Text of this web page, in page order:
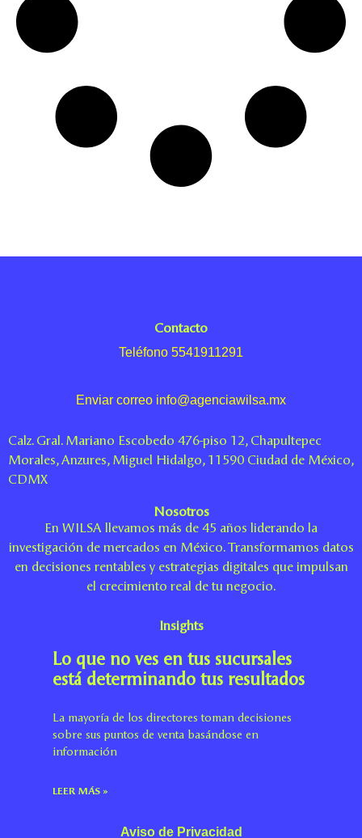
Contacto
Teléfono 5541911291
Enviar correo info@agenciawilsa.mx
Calz. Gral. Mariano Escobedo 476-piso 12, Chapultepec
Morales, Anzures, Miguel Hidalgo, 11590 Ciudad de México,
CDMX
Nosotros
En WILSA llevamos más de 45 años liderando la
investigación de mercados en México. Transformamos datos
en decisiones rentables y estrategias digitales que impulsan
el crecimiento real de tu negocio.
Insights
Lo que no ves en tus sucursales
está determinando tus resultados
La mayoría de los directores toman decisiones
sobre sus puntos de venta basándose en
información
LEER MÁS »
Aviso de Privacidad